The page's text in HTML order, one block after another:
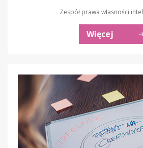
Zespół prawa własności
Więcej